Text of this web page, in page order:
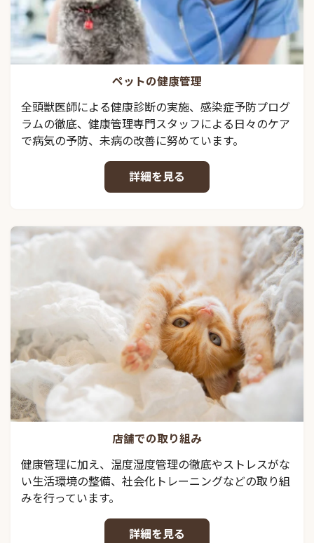
ペットの健康管理
全頭獣医師による健康診断の実施、感染症予防プログ
ラムの徹底、健康管理専門スタッフによる日々のケア
で病気の予防、未病の改善に努めています。
詳細を見る
店舗での取り組み
健康管理に加え、温度湿度管理の徹底やストレスがな
い生活環境の整備、社会化トレーニングなどの取り組
みを行っています。
詳細を見る